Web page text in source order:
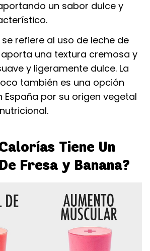
un sabor dulce y
se refiere al uso de leche de
una textura cremosa y
y ligeramente dulce. La
también es una opción
España por su origen vegetal
Tiene Un
Fresa y Banana?